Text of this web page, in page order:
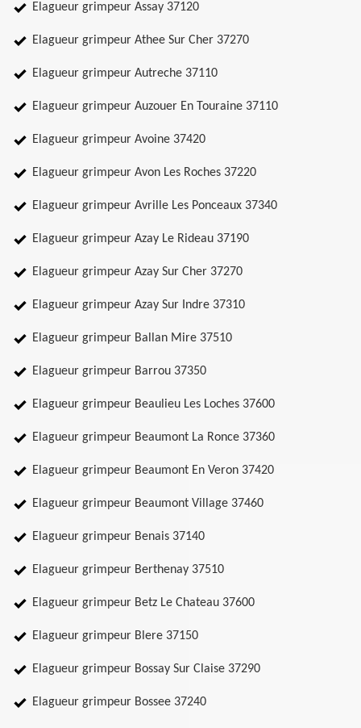
Elagueur grimpeur Assay 37120
Elagueur grimpeur Athee Sur Cher 37270
Elagueur grimpeur Autreche 37110
Elagueur grimpeur Auzouer En Touraine 37110
Elagueur grimpeur Avoine 37420
Elagueur grimpeur Avon Les Roches 37220
Elagueur grimpeur Avrille Les Ponceaux 37340
Elagueur grimpeur Azay Le Rideau 37190
Elagueur grimpeur Azay Sur Cher 37270
Elagueur grimpeur Azay Sur Indre 37310
Elagueur grimpeur Ballan Mire 37510
Elagueur grimpeur Barrou 37350
Elagueur grimpeur Beaulieu Les Loches 37600
Elagueur grimpeur Beaumont La Ronce 37360
Elagueur grimpeur Beaumont En Veron 37420
Elagueur grimpeur Beaumont Village 37460
Elagueur grimpeur Benais 37140
Elagueur grimpeur Berthenay 37510
Elagueur grimpeur Betz Le Chateau 37600
Elagueur grimpeur Blere 37150
Elagueur grimpeur Bossay Sur Claise 37290
Elagueur grimpeur Bossee 37240